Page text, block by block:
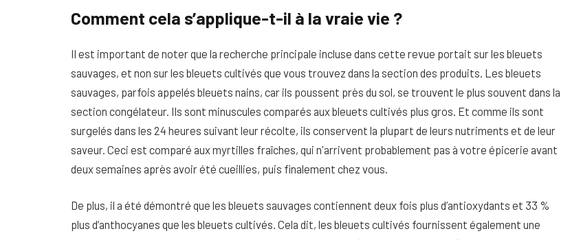
Comment cela s’applique-t-il à la vraie vie ?
Il est important de noter que la recherche principale incluse dans cette revue portait sur les bleuets
sauvages, et non sur les bleuets cultivés que vous trouvez dans la section des produits. Les bleuets
sauvages, parfois appelés bleuets nains, car ils poussent près du sol, se trouvent le plus souvent dans la
section congélateur. Ils sont minuscules comparés aux bleuets cultivés plus gros. Et comme ils sont
surgelés dans les 24 heures suivant leur récolte, ils conservent la plupart de leurs nutriments et de leur
saveur. Ceci est comparé aux myrtilles fraîches, qui n'arrivent probablement pas à votre épicerie avant
deux semaines après avoir été cueillies, puis finalement chez vous.
De plus, il a été démontré que les bleuets sauvages contiennent deux fois plus d’antioxydants et 33 %
plus d’anthocyanes que les bleuets cultivés. Cela dit, les bleuets cultivés fournissent également une